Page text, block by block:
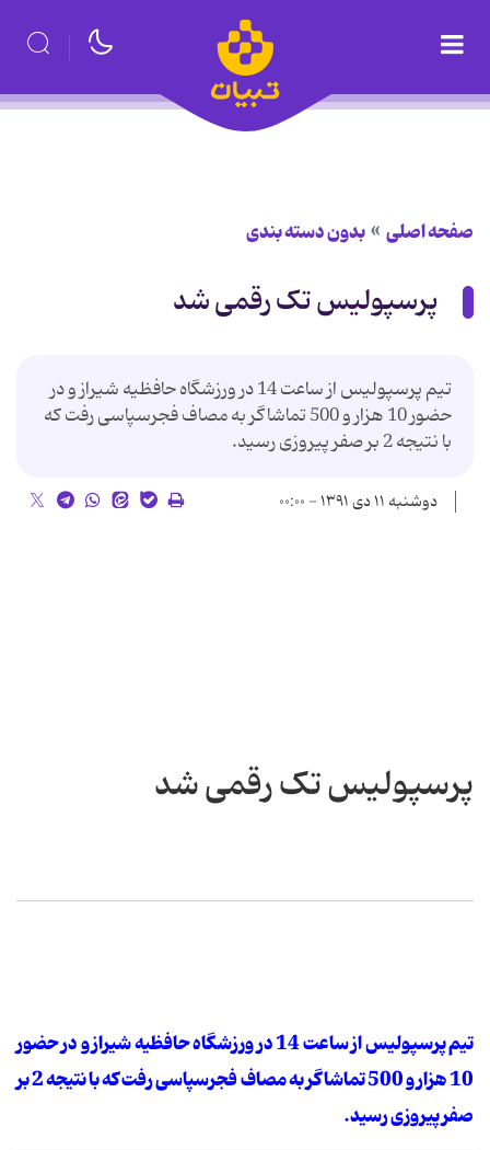
صفحه اصلی بدون دسته بندی
پرسپولیس تک رقمی شد
تیم پرسپولیس از ساعت 14 در ورزشگاه حافظیه شیراز و در
حضور 10 هزار و 500 تماشاگر به مصاف فجرسپاسی رفت که
با نتیجه 2 بر صفر پیروزی رسید.
دوشنبه ۱۱ دی ۱۳۹۱ - ۰۰:۰۰
پرسپولیس تک رقمی شد
تیم پرسپولیس از ساعت 14 در ورزشگاه حافظیه شیراز و در حضور
10 هزار و 500 تماشاگر به مصاف فجرسپاسی رفت که با نتیجه 2 بر
صفر پیروزی رسید.